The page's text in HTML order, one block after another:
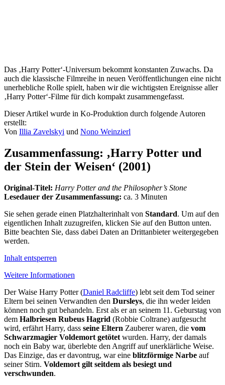
Das ‚Harry Potter‘-Universum bekommt konstanten Zuwachs. Da
auch die klassische Filmreihe in neuen Veröffentlichungen eine nicht
unerhebliche Rolle spielt, haben wir die wichtigsten Ereignisse aller
‚Harry Potter‘-Filme für dich kompakt zusammengefasst.
Dieser Artikel wurde in Ko-Produktion durch folgende Autoren
erstellt:
Von Illia Zavelskyi und Nono Weinzierl
Zusammenfassung: ‚Harry Potter und
der Stein der Weisen‘ (2001)
Original-Titel: Harry Potter and the Philosopher’s Stone
Lesedauer der Zusammenfassung: ca. 3 Minuten
Sie sehen gerade einen Platzhalterinhalt von Standard. Um auf den
eigentlichen Inhalt zuzugreifen, klicken Sie auf den Button unten.
Bitte beachten Sie, dass dabei Daten an Drittanbieter weitergegeben
werden.
Inhalt entsperren
Weitere Informationen
Der Waise Harry Potter (Daniel Radcliffe) lebt seit dem Tod seiner
Eltern bei seinen Verwandten den Dursleys, die ihn weder leiden
können noch gut behandeln. Erst als er an seinem 11. Geburstag von
dem Halbriesen Rubeus Hagrid (Robbie Coltrane) aufgesucht
wird, erfährt Harry, dass seine Eltern Zauberer waren, die vom
Schwarzmagier Voldemort getötet wurden. Harry, der damals
noch ein Baby war, überlebte den Angriff auf unerklärliche Weise.
Das Einzige, das er davontrug, war eine blitzförmige Narbe auf
seiner Stirn. Voldemort gilt seitdem als besiegt und
verschwunden.